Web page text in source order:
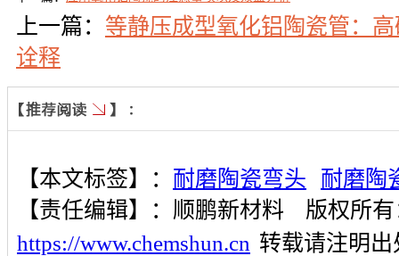
上一篇： 等静压成型氧化铝陶瓷管：
诠释
【本文标签】： 耐磨陶瓷弯头
耐磨陶
【责任编辑】： 顺鹏新材料
版权所
https://www.chemshun.cn 转载请注明出